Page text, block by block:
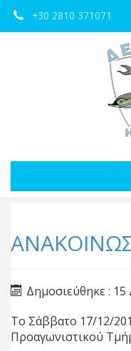
+30 2810 371071
Δημοσιεύθηκε :
Το Σάββατο 17/12/
Προαγωνιστικού